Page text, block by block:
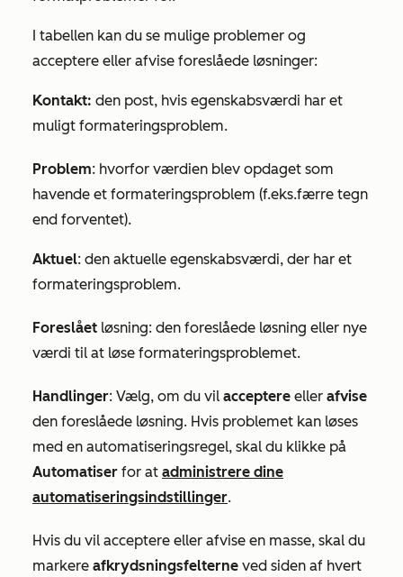
I tabellen kan du se mulige problemer og
acceptere eller afvise foreslåede løsninger:
Kontakt: den post, hvis egenskabsværdi har et
muligt formateringsproblem.
Problem: hvorfor værdien blev opdaget som
havende et formateringsproblem (f.eks.færre tegn
end forventet).
Aktuel: den aktuelle egenskabsværdi, der har et
formateringsproblem.
Foreslået løsning: den foreslåede løsning eller nye
værdi til at løse formateringsproblemet.
Handlinger: Vælg, om du vil acceptere eller afvise
den foreslåede løsning. Hvis problemet kan løses
med en automatiseringsregel, skal du klikke på
Automatiser for at administrere dine
automatiseringsindstillinger.
Hvis du vil acceptere eller afvise en masse, skal du
markere afkrydsningsfelterne ved siden af hvert